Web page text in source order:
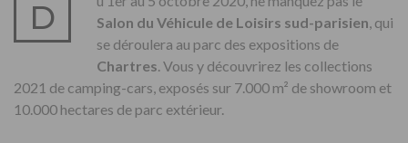
D
Salon du Véhicule de Loisirs sud-parisien , qui
se déroulera au parc des expositions de
Chartres . Vous y découvrirez les collections
2021 de camping-cars, exposés sur 7.000 m² de showroom et
10.000 hectares de parc extérieur.